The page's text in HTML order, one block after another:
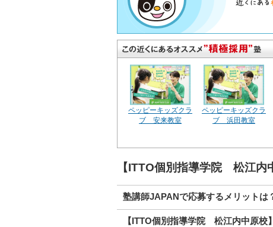
ペッピーキッズクラ
ブ 安来教室
ペッピーキッズクラ
ブ 浜田教室
【ITTO個別指導学院 松江内
塾講師JAPANで応募するメリットは
【ITTO個別指導学院 松江内中原校